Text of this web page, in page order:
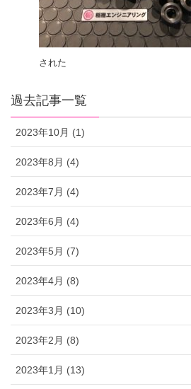
された
過去記事一覧
2023年10月 (1)
2023年8月 (4)
2023年7月 (4)
2023年6月 (4)
2023年5月 (7)
2023年4月 (8)
2023年3月 (10)
2023年2月 (8)
2023年1月 (13)